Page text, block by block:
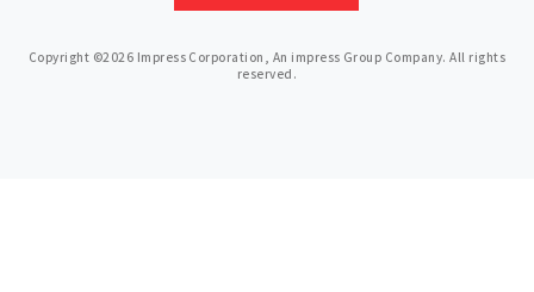
Copyright ©2026 Impress Corporation, An impress Group Company. All rights
reserved.